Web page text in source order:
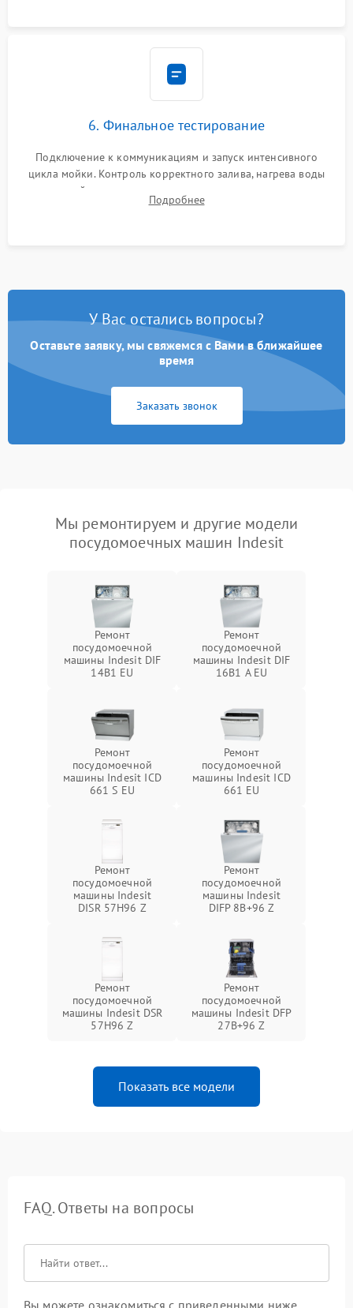
6. Финальное тестирование
Подключение к коммуникациям и запуск интенсивного
цикла мойки. Контроль корректного залива, нагрева воды
до нужной температуры, отсутствия посторонних шумов,
штатного слива и абсолютной сухости в поддоне.
Подробнее
У Вас остались вопросы?
Оставьте заявку, мы свяжемся с Вами в ближайшее
время
Заказать звонок
Мы ремонтируем и другие модели
посудомоечных машин Indesit
Ремонт
посудомоечной
машины Indesit DIF
14B1 EU
Ремонт
посудомоечной
машины Indesit DIF
16B1 A EU
Ремонт
посудомоечной
машины Indesit ICD
661 S EU
Ремонт
посудомоечной
машины Indesit ICD
661 EU
Ремонт
посудомоечной
машины Indesit
DISR 57H96 Z
Ремонт
посудомоечной
машины Indesit
DIFP 8B+96 Z
Ремонт
посудомоечной
машины Indesit DSR
57H96 Z
Ремонт
посудомоечной
машины Indesit DFP
27B+96 Z
Показать все модели
FAQ. Ответы на вопросы